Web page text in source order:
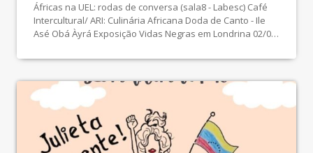
Áfricas na UEL: rodas de conversa (sala8 - Labesc) Café
Intercultural/ ARI: Culinária Africana Doda de Canto - Ile
Asé Obá Àyrá Exposição Vidas Negras em Londrina 02/02